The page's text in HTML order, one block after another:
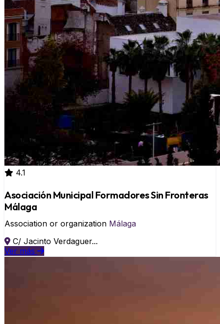
4.1
Asociación Municipal Formadores Sin Fronteras
Málaga
Association or organization Málaga
C/ Jacinto Verdaguer...
Ver más